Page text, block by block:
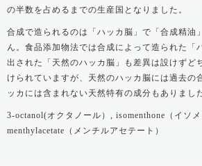
の半数を占めるまでの生産国となりました。
合成で造られるのは「ハッカ脳」で「合成精油
ん。食品添加物法では合成によって造られた「
出された「天然のハッカ脳」も差異は設けずど
けられていますが、天然のハッカ脳には過去の
ッカには含まれない天然特有の成分もありまし
3-octanol(オクタノール）, isomenthone（イソ
menthylacetate（メンチルアセテート）